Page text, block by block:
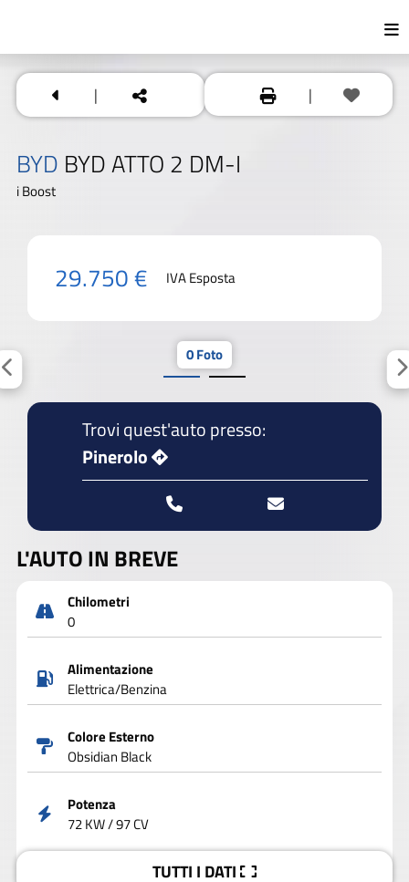
| |
BYD BYD ATTO 2 DM-I
i Boost
29.750 € IVA Esposta
0 Foto
Trovi quest'auto presso:
Pinerolo
L'AUTO IN BREVE
Chilometri
0
Alimentazione
Elettrica/Benzina
Colore Esterno
Obsidian Black
Potenza
72 KW / 97 CV
TUTTI I DATI